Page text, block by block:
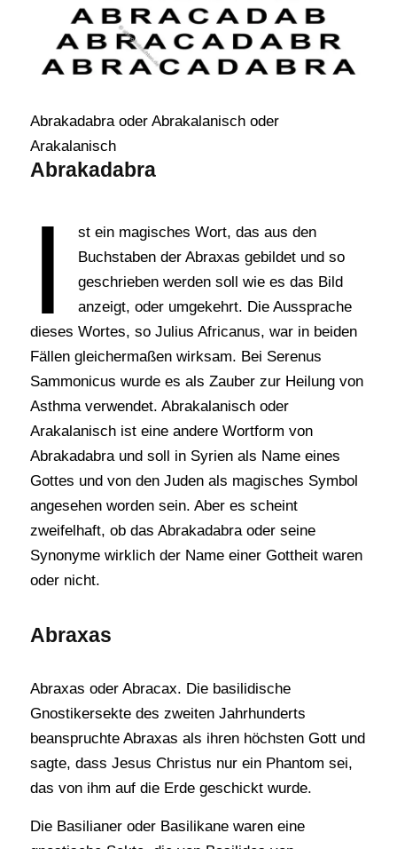
Abrakadabra oder Abrakalanisch oder
Arakalanisch
Abrakadabra
I
st ein magisches Wort, das aus den
Buchstaben der Abraxas gebildet und so
geschrieben werden soll wie es das Bild
anzeigt, oder umgekehrt. Die Aussprache
dieses Wortes, so Julius Africanus, war in beiden
Fällen gleichermaßen wirksam. Bei Serenus
Sammonicus wurde es als Zauber zur Heilung von
Asthma verwendet. Abrakalanisch oder
Arakalanisch ist eine andere Wortform von
Abrakadabra und soll in Syrien als Name eines
Gottes und von den Juden als magisches Symbol
angesehen worden sein. Aber es scheint
zweifelhaft, ob das Abrakadabra oder seine
Synonyme wirklich der Name einer Gottheit waren
oder nicht.
Abraxas
Abraxas oder Abracax. Die basilidische
Gnostikersekte des zweiten Jahrhunderts
beanspruchte Abraxas als ihren höchsten Gott und
sagte, dass Jesus Christus nur ein Phantom sei,
das von ihm auf die Erde geschickt wurde.
Die Basilianer oder Basilikane waren eine